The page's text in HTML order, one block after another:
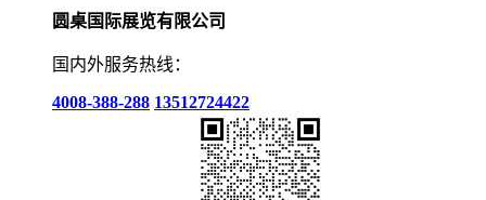
圆桌国际展览有限公司
国内外服务热线：
4008-388-288 13512724422